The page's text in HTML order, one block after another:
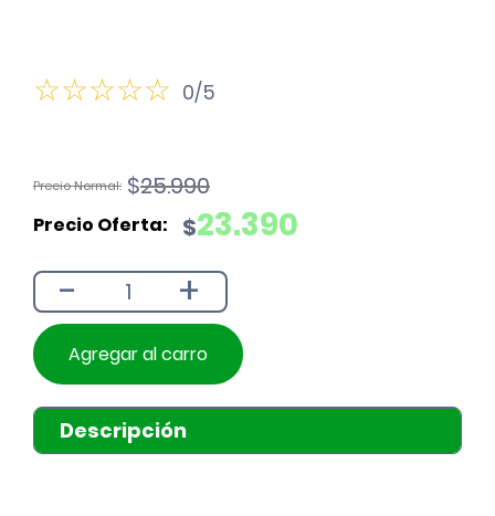
0/5
$25.990
El
original
$25.990.
$23.390
El
actual
$23.390.
- +
Agregar al carro
Descripción